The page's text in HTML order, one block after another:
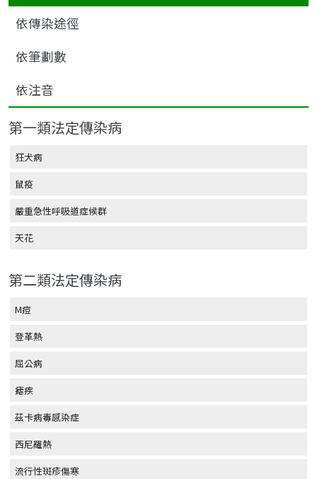
依傳染途徑
依筆劃數
依注音
第一類法定傳染病
狂犬病
鼠疫
嚴重急性呼吸道症候群
天花
第二類法定傳染病
M痘
登革熱
屈公病
瘧疾
茲卡病毒感染症
西尼羅熱
流行性斑疹傷寒